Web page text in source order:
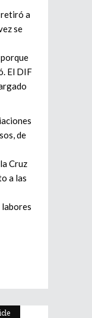
retiró a
se
El DIF
de
Cruz
a las